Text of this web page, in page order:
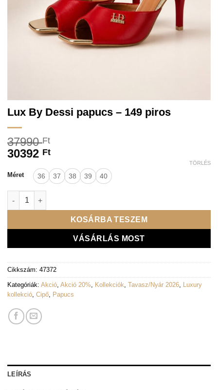
Lux By Dessi papucs – 149 piros
37990Ft
30392 Ft
Méret 36 37 38 39 40
TÖRLÉS
Lux By Dessi papucs - 149 piros mennyiség
KOSÁRBA TESZEM
VÁSÁRLÁS MOST
Cikkszám: 47372
Kategóriák: Akció Akció 20% Kollekciók Tavasz/Nyár 2026
Luxury
kollekció Cipő Papucs
LEÍRÁS